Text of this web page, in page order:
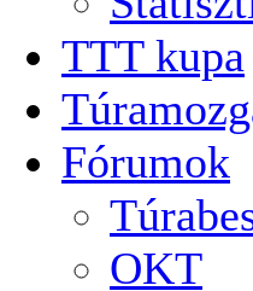
TTT kupa
Fórumok
OKT